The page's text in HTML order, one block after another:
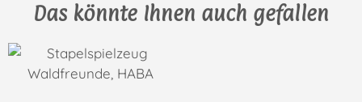
Das könnte Ihnen auch gefallen